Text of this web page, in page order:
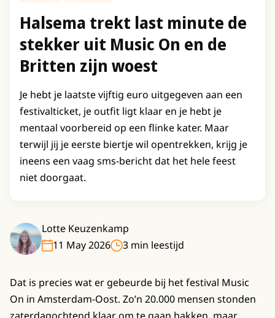
Halsema trekt last minute de
stekker uit Music On en de
Britten zijn woest
Je hebt je laatste vijftig euro uitgegeven aan een
festivalticket, je outfit ligt klaar en je hebt je
mentaal voorbereid op een flinke kater. Maar
terwijl jij je eerste biertje wil opentrekken, krijg je
ineens een vaag sms-bericht dat het hele feest
niet doorgaat.
Lotte Keuzenkamp
11 May 2026
3 min leestijd
Dat is precies wat er gebeurde bij het festival Music
On in Amsterdam-Oost. Zo’n 20.000 mensen stonden